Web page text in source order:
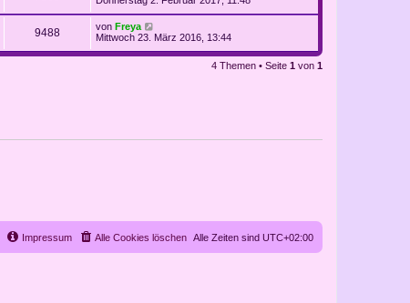
9488 von Freya
Mittwoch 23. März 2016, 13:44
4 Themen • Seite 1 von 1
Alle Zeiten sind UTC+02:00
Alle Cookies löschen
Impressum